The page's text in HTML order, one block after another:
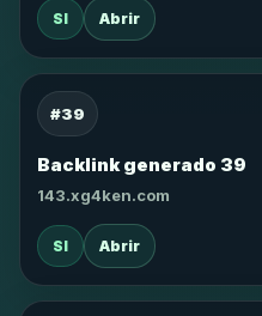
SI Abrir
#39
Backlink generado 39
143.xg4ken.com
SI Abrir